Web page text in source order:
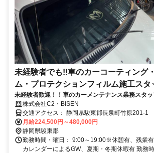
未経験者でも!!車のカーコーティング
ム・プロテクションフィルム施工スタ
未経験者歓迎！！車のカーメンテナンス業務スタッ
株式会社C2・BISEN
交通アクセス： 静岡県駿東郡長泉町竹原201-1
月給224,500円～480,000円
静岡県駿東郡
勤務時間・曜日： 9:00～19:00※休憩有、残業
カレンダーによるGW、夏期・冬期休暇有 勤務